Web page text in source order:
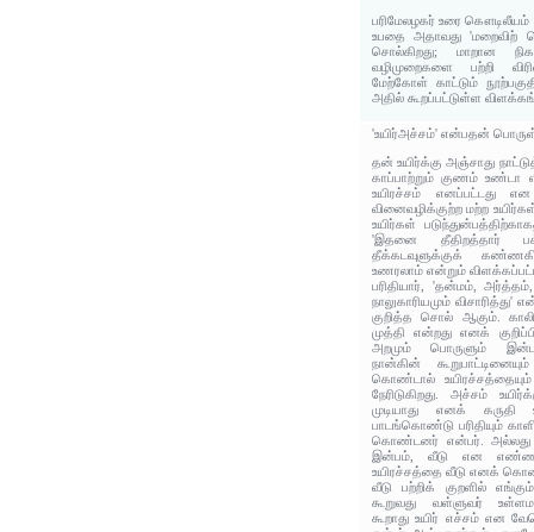
பரிமேலழகர் உரை கௌடிலீயம்
உபதை அதாவது 'மறைவிற்
சொல்கிறது; மாறான
வழிமுறைகளை பற்றி
மேற்கோள் காட்டும்
அதில் கூறப்பட்டுள்ள
'உயிர்அச்சம்' என்பதன்
தன் உயிர்க்கு அஞ்சாது
காப்பாற்றும் குணம் உண்டா
உயிரச்சம் எனப்பட்டது என
வினைவழிக்குற்ற மற்ற
உயிர்கள்
'இதனை தீதிறத்தார்
தீக்கடவுளுக்குக்
உணரலாம் என்றும்
பரிதியார், 'தன்மம்,
நாலுகாரியமும்
குறித்த சொல் ஆகும்.
முத்தி என்றது எனக்
அறமும் பொருளும்
நான்கின்
கொண்டால்
நேரிடுகிறது. அச்சம்
முடியாது எனக் கருதி
பாடங்கொண்டு பரிதியும்
கொண்டனர் என்பர்.
இன்பம், வீடு என
உயிரச்சத்தை வீடு எனக்
வீடு பற்றிக் குறளில்
கூறுவது வள்ளுவர்
கூறாது உயிர் எச்சம் என